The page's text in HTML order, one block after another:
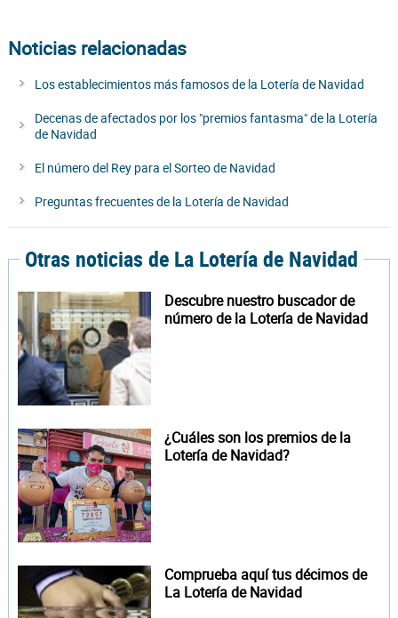
Noticias relacionadas
Los establecimientos más famosos de la Lotería de Navidad
Decenas de afectados por los "premios fantasma" de la Lotería
de Navidad
El número del Rey para el Sorteo de Navidad
Preguntas frecuentes de la Lotería de Navidad
Otras noticias de La Lotería de Navidad
Descubre nuestro buscador de
número de la Lotería de Navidad
¿Cuáles son los premios de la
Lotería de Navidad?
Comprueba aquí tus décimos de
La Lotería de Navidad